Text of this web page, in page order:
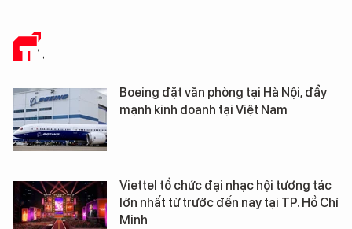
TIN TỨC
Boeing đặt văn phòng tại Hà Nội, đẩy
mạnh kinh doanh tại Việt Nam
Viettel tổ chức đại nhạc hội tương tác
lớn nhất từ trước đến nay tại TP. Hồ Chí
Minh